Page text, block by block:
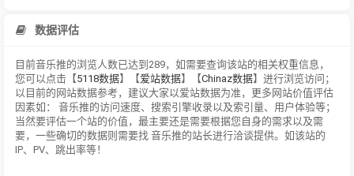
数据评估
目前音乐推的浏览人数已达到289，如需要查询该站的相关权重信息，
您可以点击【5118数据】【爱站数据】【Chinaz数据】进行浏览访问；
以目前的网站数据参考，建议大家以爱站数据为准，更多网站价值评估
因素如： 音乐推的访问速度、搜索引擎收录以及索引量、用户体验等；
当然要评估一个站的价值，最主要还是需要根据您自身的需求以及需
要，一些确切的数据则需要找 音乐推的站长进行洽谈提供。如该站的
IP、PV、跳出率等！